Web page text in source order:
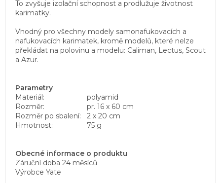
To zvyšuje izolační schopnost a prodlužuje životnost
karimatky.
Vhodný pro všechny modely samonafukovacích a
nafukovacích karimatek, kromě modelů, které nelze
překládat na polovinu a modelu: Caliman, Lectus, Scout
a Azur.
Parametry
Materiál:
polyamid
Rozměr:
pr. 16 x 60 cm
Rozměr po sbalení: 2 x 20 cm
Hmotnost:
75 g
Obecné informace o produktu
Záruční doba 24 měsíců
Výrobce Yate